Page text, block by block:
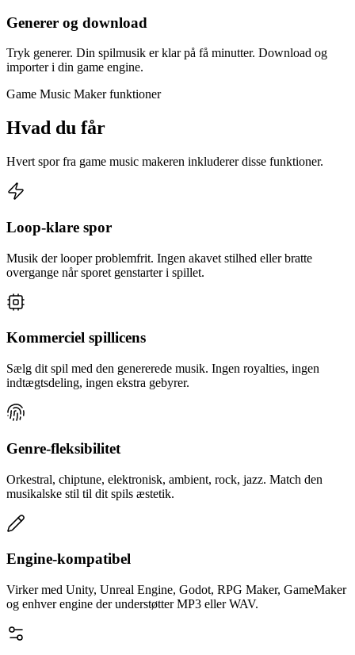
Generer og download
Tryk generer. Din spilmusik er klar på få minutter. Download og
importer i din game engine.
Game Music Maker funktioner
Hvad du får
Hvert spor fra game music makeren inkluderer disse funktioner.
Loop-klare spor
Musik der looper problemfrit. Ingen akavet stilhed eller bratte
overgange når sporet genstarter i spillet.
Kommerciel spillicens
Sælg dit spil med den genererede musik. Ingen royalties, ingen
indtægtsdeling, ingen ekstra gebyrer.
Genre-fleksibilitet
Orkestral, chiptune, elektronisk, ambient, rock, jazz. Match den
musikalske stil til dit spils æstetik.
Engine-kompatibel
Virker med Unity, Unreal Engine, Godot, RPG Maker, GameMaker
og enhver engine der understøtter MP3 eller WAV.